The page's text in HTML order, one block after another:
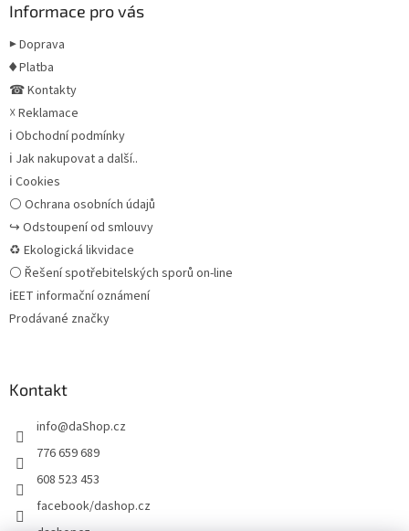
Informace pro vás
▶ Doprava
♦ Platba
☎ Kontakty
☓ Reklamace
ℹ Obchodní podmínky
ℹ Jak nakupovat a další..
ℹ Cookies
⚪ Ochrana osobních údajů
↪ Odstoupení od smlouvy
♻ Ekologická likvidace
⚪ Řešení spotřebitelských sporů on-line
ℹEET informační oznámení
Prodávané značky
Kontakt
info@daShop.cz
776 659 689
608 523 453
facebook/dashop.cz